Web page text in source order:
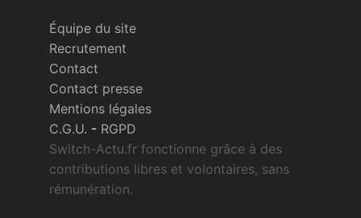
Équipe du site
Recrutement
Contact
Contact presse
Mentions légales
C.G.U. - RGPD
Switch-Actu.fr fonctionne grâce à des
contributions libres et volontaires, sans
rémunération.